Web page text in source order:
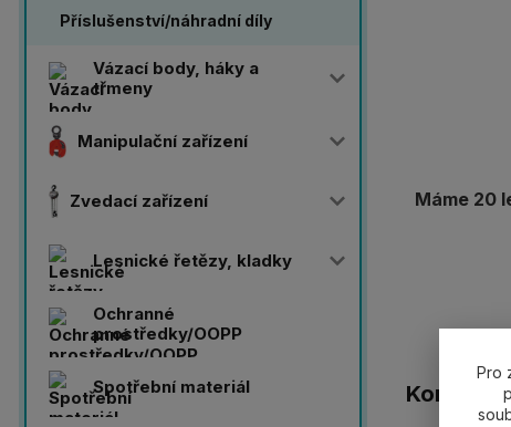
Příslušenství/náhradní díly
Vázací body, háky a
třmeny
Manipulační zařízení
Zvedací zařízení
Lesnické řetězy, kladky
Ochranné
prostředky/OOPP
Spotřební materiál
Máme 20
Pro